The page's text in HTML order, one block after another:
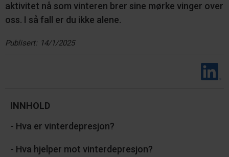
aktivitet nå som vinteren brer sine mørke vinger over
oss. I så fall er du ikke alene.
Publisert: 14/1/2025
INNHOLD
- Hva er vinterdepresjon?
- Hva hjelper mot vinterdepresjon?